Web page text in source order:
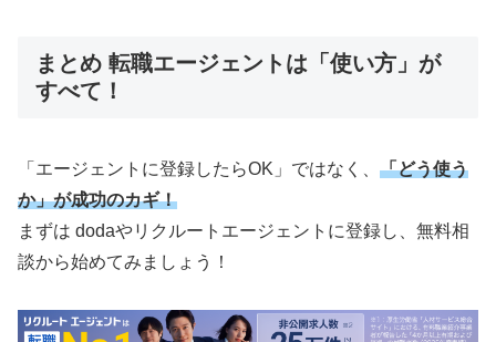
まとめ 転職エージェントは「使い方」が
すべて！
「エージェントに登録したらOK」ではなく、 「どう使う
か」が成功のカギ！
まずは dodaやリクルートエージェントに登録し、無料相
談から始めてみましょう！